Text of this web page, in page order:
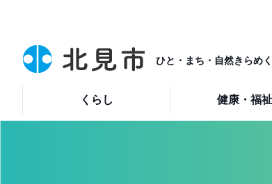
ひと・まち・自然きらめ
くらし 健康・福祉